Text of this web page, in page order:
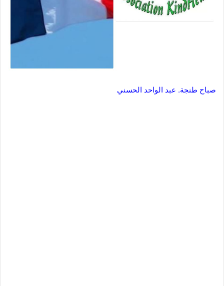
صباح طنجة. عبد الواحد الحسني